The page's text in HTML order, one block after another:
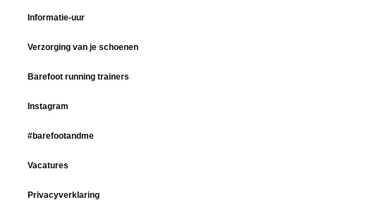
Informatie-uur
Verzorging van je schoenen
Barefoot running trainers
Instagram
#barefootandme
Vacatures
Privacyverklaring